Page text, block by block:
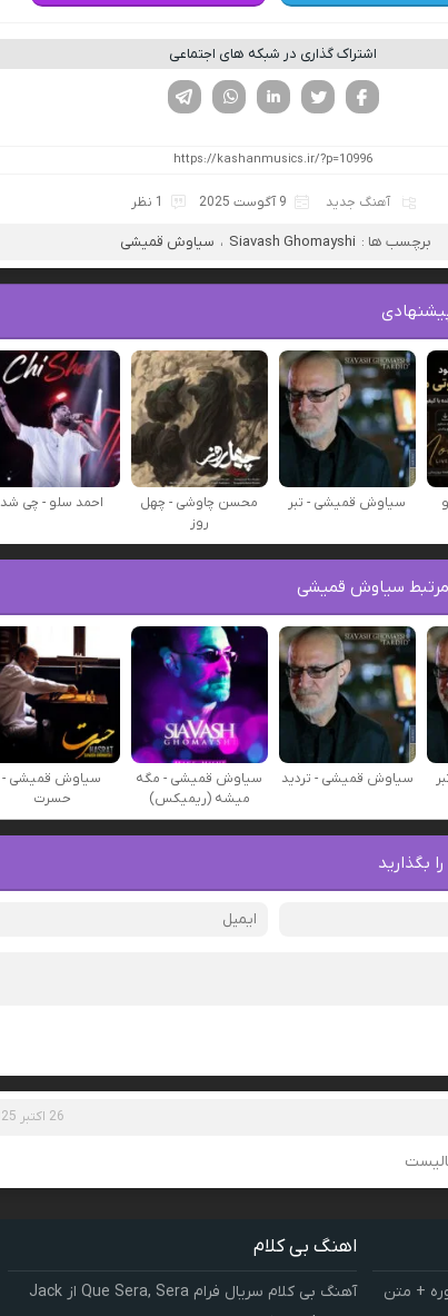
اشتراک گذاری در شبکه های اجتماعی
لینکدین تویتر
فیسوک
آهنگ جدید 9 آگوست 2025 1 نظر
برچسب ها : Siavash Ghomayshi ، سیاوش قمیشی
سیاوش قمیشی - تبر
محسن چاوشی - چهل
روز
احمد سلو - چی شد
سیاوش قمیشی
سیاوش قمیشی - تردید
سیاوش قمیشی - مگه
میشه (ریمیکس)
سیاوش قمیشی -
حسرت
بگذارید
26 اکتبر 2025
+ متن
اهنگ بی کلام
آهنگ بی کلام سریال فرام Que Sera, Sera از Jack